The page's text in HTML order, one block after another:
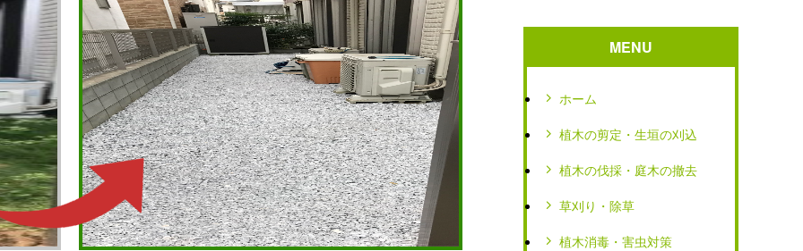
MENU
ホーム
植木の剪定・生垣の刈込
植木の伐採・庭木の撤去
草刈り・除草
植木消毒・害虫対策